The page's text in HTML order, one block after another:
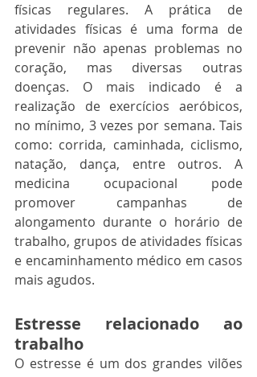
físicas regulares. A prática de
atividades físicas é uma forma de
prevenir não apenas problemas no
coração, mas diversas outras
doenças. O mais indicado é a
realização de exercícios aeróbicos,
no mínimo, 3 vezes por semana. Tais
como: corrida, caminhada, ciclismo,
natação, dança, entre outros. A
medicina ocupacional pode
promover campanhas de
alongamento durante o horário de
trabalho, grupos de atividades físicas
e encaminhamento médico em casos
mais agudos.
Estresse relacionado ao
trabalho
O estresse é um dos grandes vilões